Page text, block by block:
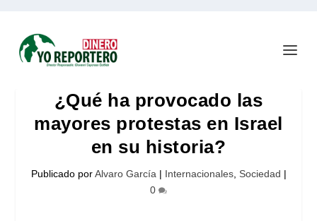
¿Qué ha provocado las
mayores protestas en Israel
en su historia?
Publicado porAlvaro García | Internacionales, Sociedad |
0